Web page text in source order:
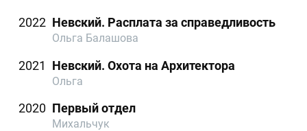
2022 Невский. Расплата за справедливость
Ольга Балашова
2021 Невский. Охота на Архитектора
Ольга
2020 Первый отдел
Михальчук